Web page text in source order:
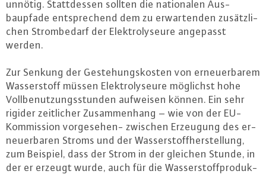
unnötig. Statt­des­sen sollten die na­tio­na­len Aus­
baupfa­de ent­spre­chend dem zu er­war­ten­den zu­sätz­li­
chen Strom­be­darf der Elek­tro­ly­seu­re angepasst
werden.
Zur Senkung der Ge­ste­hungs­kos­ten von er­neu­er­ba­rem
Was­ser­stoff müssen Elek­tro­ly­seu­re möglichst hohe
Voll­be­nut­zungs­stun­den aufweisen können. Ein sehr
rigider zeit­li­cher Zu­sam­men­hang – wie von der EU-
Kom­mis­si­on vor­ge­se­hen- zwischen Erzeugung des er­
neu­er­ba­ren Stroms und der Was­ser­stoff­her­stel­lung,
zum Beispiel, dass der Strom in der gleichen Stunde, in
der er erzeugt wurde, auch für die Was­ser­stoff­pro­duk­